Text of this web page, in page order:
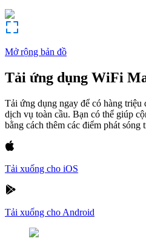
Mở rộng bản đồ
Tải ứng dụng WiFi
Tải ứng dụng ngay để có hàng
dịch vụ toàn cầu. Bạn có thể giúp
bằng cách thêm các điểm phát
Tải xuống cho iOS
Tải xuống cho Android